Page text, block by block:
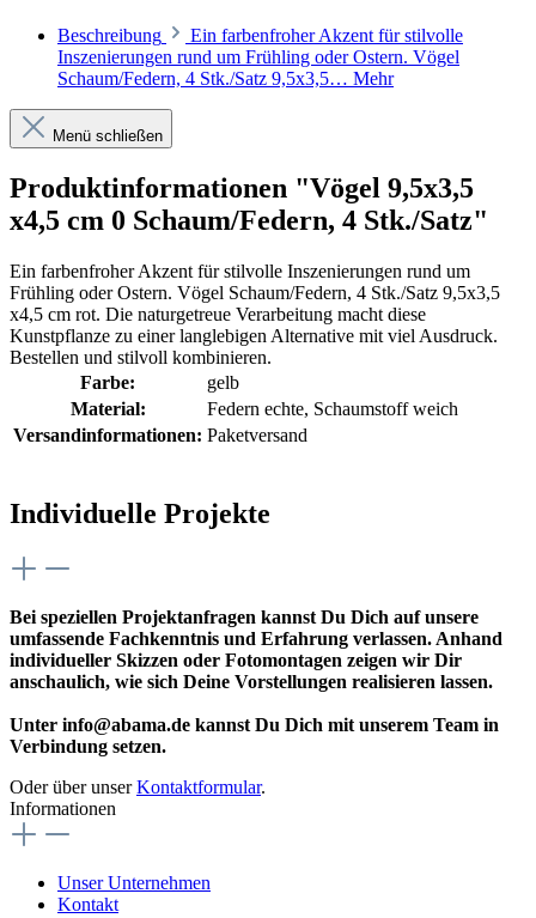
Beschreibung
Ein farbenfroher Akzent für stilvolle
Inszenierungen rund um Frühling oder Ostern. Vögel
Schaum/Federn, 4 Stk./Satz 9,5x3,5… Mehr
Menü schließen
Produktinformationen "Vögel 9,5x3,5
x4,5 cm 0 Schaum/Federn, 4 Stk./Satz"
Ein farbenfroher Akzent für stilvolle Inszenierungen rund um
Frühling oder Ostern. Vögel Schaum/Federn, 4 Stk./Satz 9,5x3,5
x4,5 cm rot. Die naturgetreue Verarbeitung macht diese
Kunstpflanze zu einer langlebigen Alternative mit viel Ausdruck.
Bestellen und stilvoll kombinieren.
Farbe:
gelb
Material:
Federn echte, Schaumstoff weich
Versandinformationen: Paketversand
Individuelle Projekte
Bei speziellen Projektanfragen kannst Du Dich auf unsere
umfassende Fachkenntnis und Erfahrung verlassen. Anhand
individueller Skizzen oder Fotomontagen zeigen wir Dir
anschaulich, wie sich Deine Vorstellungen realisieren lassen.
Unter info@abama.de kannst Du Dich mit unserem Team in
Verbindung setzen.
Oder über unserKontaktformular.
Informationen
Unser Unternehmen
Kontakt